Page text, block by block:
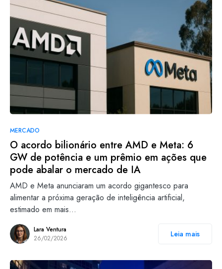
MERCADO
O acordo bilionário entre AMD e Meta: 6
GW de potência e um prêmio em ações que
pode abalar o mercado de IA
AMD e Meta anunciaram um acordo gigantesco para
alimentar a próxima geração de inteligência artificial,
estimado em mais…
Lara Ventura
26/02/2026
Leia mais